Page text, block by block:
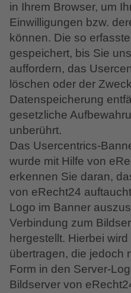
in Ihrem Browser, um
Einwilligungen bzw.
können. Die so
gespeichert, bis Sie
auffordern, das
löschen oder der
Datenspeicherung
gesetzliche
unberührt.
Das Usercentrics-
wurde mit Hilfe von
erkennen Sie daran,
von eRecht24
Logo im Banner
Verbindung zum
hergestellt. Hierbei
übertragen, die jedoch
Form in den Server-
Bildserver von